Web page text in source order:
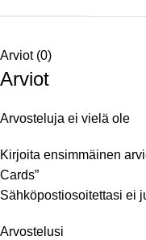
Arviot (0)
Arviot
Arvosteluja ei vielä ole
Kirjoita ensimmäinen
Cards”
Sähköpostiosoitettasi ei
Arvostelusi